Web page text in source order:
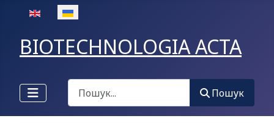
Оберіть свою мову
BIOTECHNOLOGIA ACTA
Пошук
Пошук